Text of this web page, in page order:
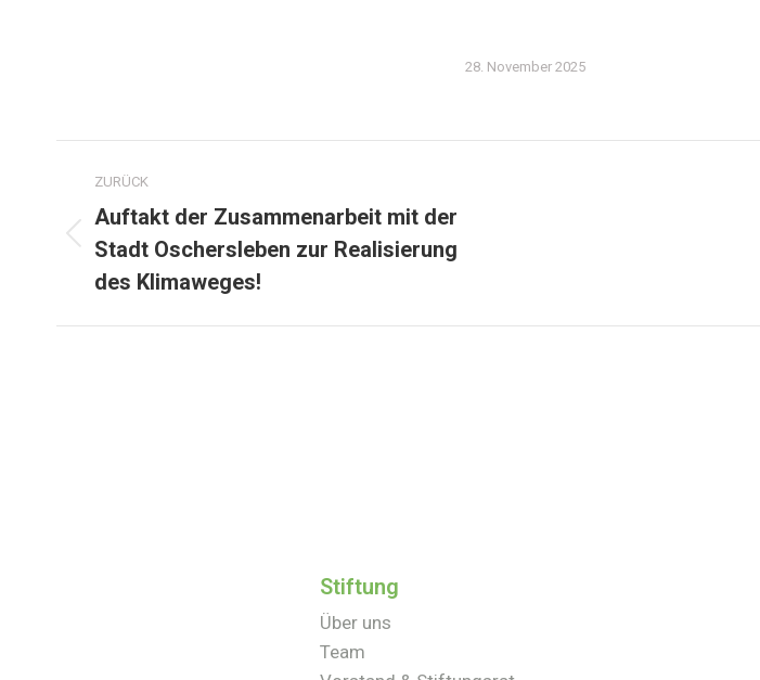
28. November 2025
ZURÜCK
Auftakt der Zusammenarbeit mit der
Stadt Oschersleben zur Realisierung
des Klimaweges!
Stiftung
Über uns
Team